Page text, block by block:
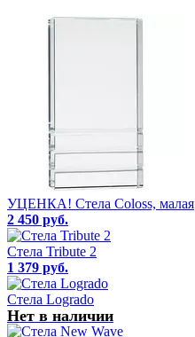
УЦЕНКА! Стела Coloss, малая
2 450 руб.
Стела Tribute 2
1 379 руб.
Стела Logrado
Нет в наличии